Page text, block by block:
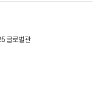
글로벌관